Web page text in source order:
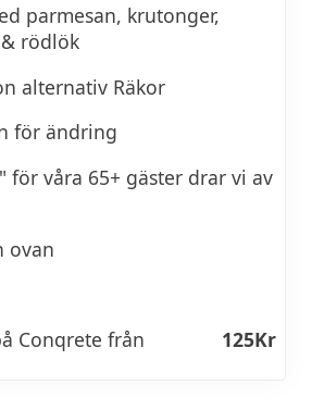
parmesan, krutonger,
rödlök
alternativ Räkor
för ändring
för våra 65+ gäster drar vi av
ovan
Conqrete från
125Kr